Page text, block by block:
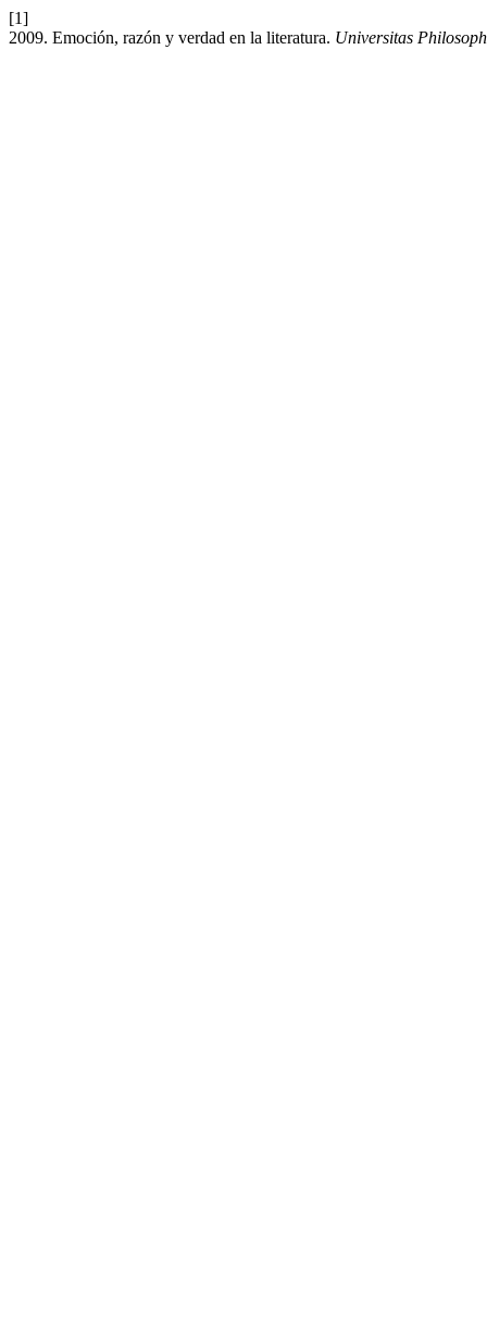
[1]
2009. Emoción, razón y verdad en la literatura. Universitas